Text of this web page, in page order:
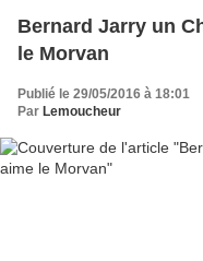
Bernard Jarry un
le Morvan
Publié le 29/05/2016 à 18:01
Par Lemoucheur